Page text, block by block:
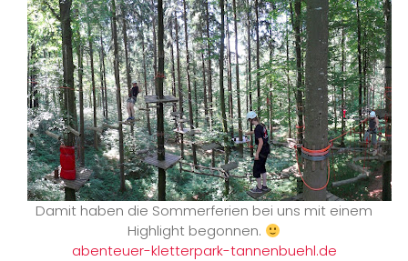
Damit haben die Sommerferien bei uns mit einem
Highlight begonnen.
abenteuer-kletterpark-tannenbuehl.de